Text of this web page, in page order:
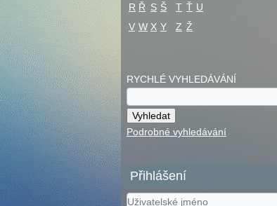
R Ř S Š T Ť U
V W X Y Z Ž
RYCHLÉ VYHLEDÁVÁNÍ
Podrobné vyhledávání
Přihlášení